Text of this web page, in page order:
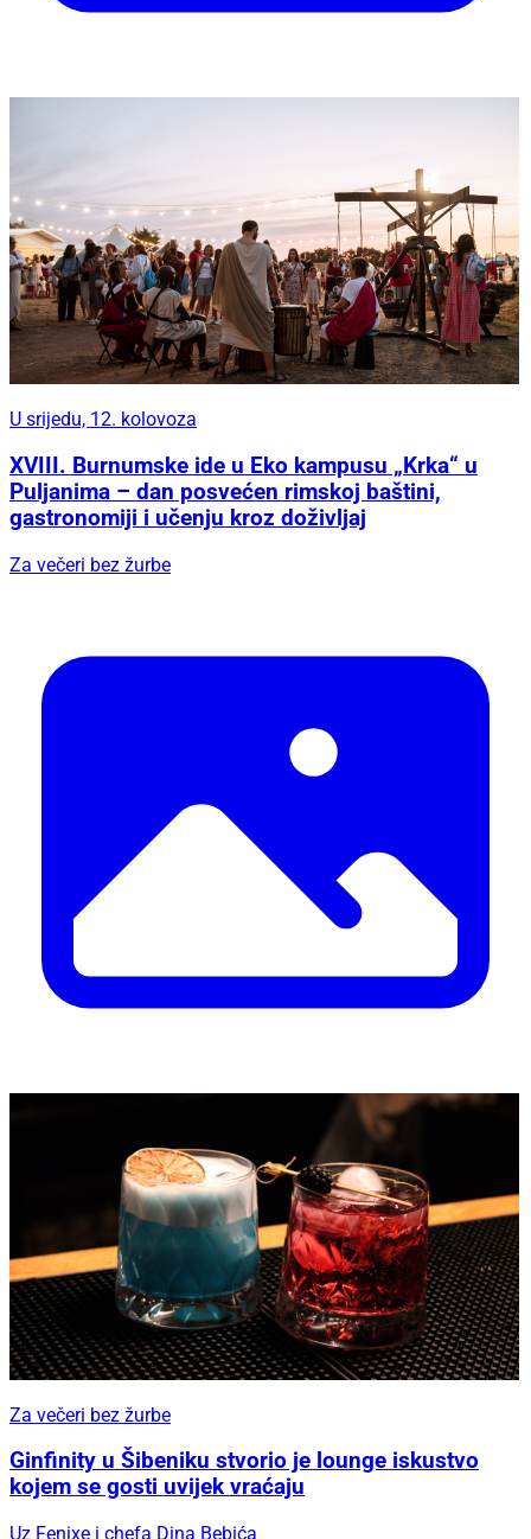
U srijedu, 12. kolovoza
XVIII. Burnumske ide u Eko kampusu „Krka“ u
Puljanima – dan posvećen rimskoj baštini,
gastronomiji i učenju kroz doživljaj
Za večeri bez žurbe
Za večeri bez žurbe
Ginfinity u Šibeniku stvorio je lounge iskustvo
kojem se gosti uvijek vraćaju
Uz Fenixe i chefa Dina Bebića